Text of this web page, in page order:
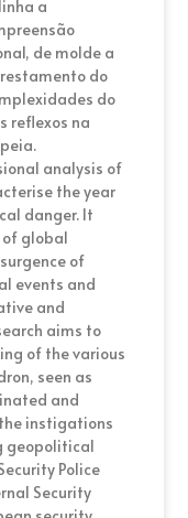
a
de molde a
do
do
reflexos na
analysis of
the year
danger. It
global
of
events and
and
aims to
of the various
seen as
and
instigations
geopolitical
Police
Security